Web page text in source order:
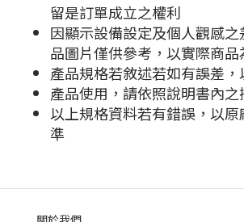
留是訂單成立之權利
因顯示設備設定及個人觀感
品圖片僅供參考，以實際商品
產品規格若敘述若如有誤差
產品使用，請依照說明書內之
以上規格資料若有錯誤，以
準